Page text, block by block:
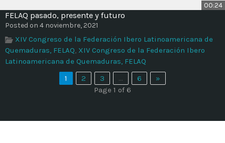
00:24
FELAQ pasado, presente y futuro
Posted on 4 noviembre, 2021
XIV Congreso de la Federación Ibero Latinoamericana de
Quemaduras, FELAQ, XIV Congreso de la Federación Ibero
Latinoamericana de Quemaduras, FELAQ
1
2 3 … 6
»
Page 1 of 6